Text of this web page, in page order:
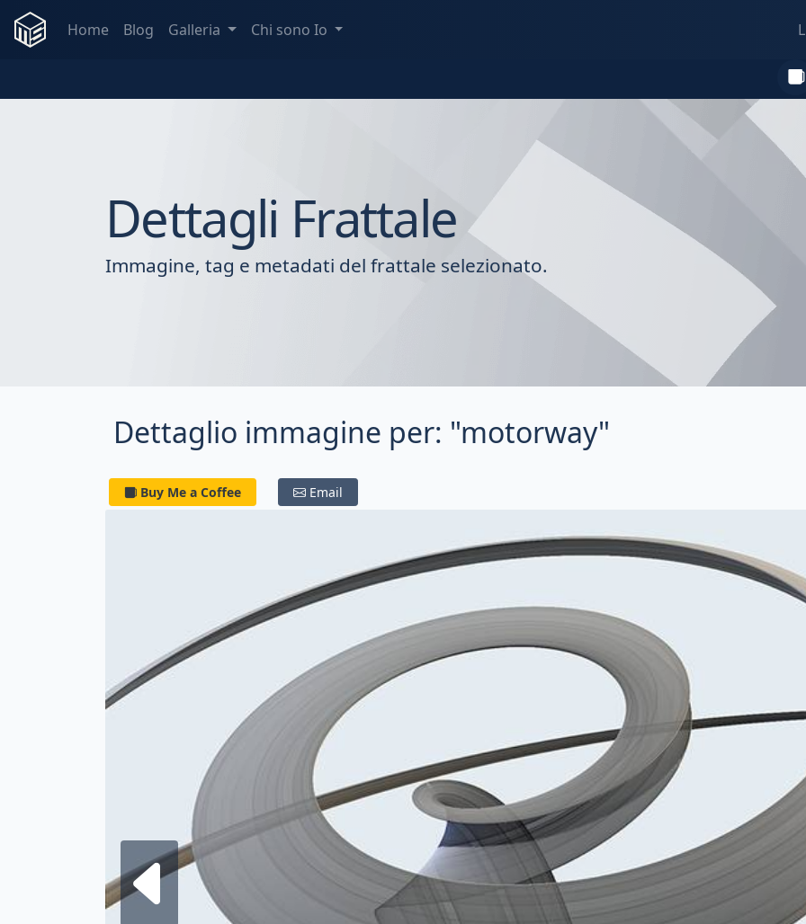
Home Blog Galleria Chi sono Io
Dettagli Frattale
Immagine, tag e metadati del frattale selezionato.
Dettaglio immagine per: "motorway"
Buy Me a Coffee Email
Frattale successivo